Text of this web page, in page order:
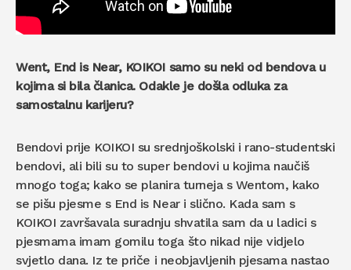
Went, End is Near, KOIKOI samo su neki od bendova u
kojima si bila članica. Odakle je došla odluka za
samostalnu karijeru?
Bendovi prije KOIKOI su srednjoškolski i rano-studentski
bendovi, ali bili su to super bendovi u kojima naučiš
mnogo toga; kako se planira turneja s Wentom, kako
se pišu pjesme s End is Near i slično. Kada sam s
KOIKOI završavala suradnju shvatila sam da u ladici s
pjesmama imam gomilu toga što nikad nije vidjelo
svjetlo dana. Iz te priče i neobjavljenih pjesama nastao